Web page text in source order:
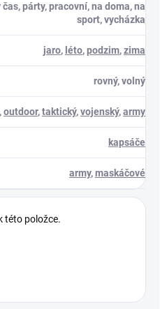
párty, pracovní, na doma, na
sport, vycházka
jaro, léto,podzim,zima
rovný, volný
,outdoor,taktický,vojenský,army
kapsáče
army,maskáčové
této položce.